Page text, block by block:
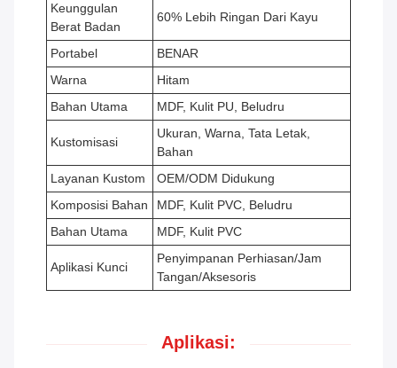
Keunggulan
Berat Badan
60% Lebih Ringan Dari Kayu
Portabel
BENAR
Warna
Hitam
Bahan Utama
MDF, Kulit PU, Beludru
Kustomisasi
Ukuran, Warna, Tata Letak,
Bahan
Layanan Kustom
OEM/ODM Didukung
Komposisi Bahan
MDF, Kulit PVC, Beludru
Bahan Utama
MDF, Kulit PVC
Aplikasi Kunci
Penyimpanan Perhiasan/Jam
Tangan/Aksesoris
Aplikasi: